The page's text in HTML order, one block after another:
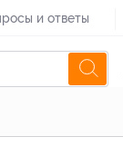
и ответы